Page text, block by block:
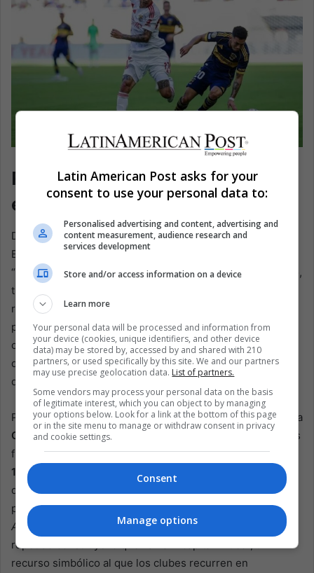
EFE/EPA/CRISTOBAL HERRERA-ULASHKEVICH
Planificando 2026 con un ojo
en Boca
Dentro de River Plate, la paradoja tiene un tono práctico.
El equipo dirigido porMarcelo “Muñeco” Gallardo
“liberado” de la competencia, como dicen puertas adentro,
tras este opaco
reconstruir, buscar fichajes de “jerarquía”, rediseñar un
proyecto que alguna vez definió la era moderna del club
con títulos y un estilo reconocible. Pero, por más que la
dirigencia planifique con detalle, una parte del futuro
queda fuera de su control.
Para un club cuya identidad está profundamente ligada a la
Copa Libertadores, lo que está en juego va más allá de las
finanzas y el prestigio.Riverganó el torneo en1986
1996
, cada título alimentando una narrativa
de destino continental que compite directamente con la
propia historia deBoca. Académicos en elJournal of Latin
American Studies
señalan que ese éxito continental
repetido construye lo que llaman “capital mítico”, un
recurso simbólico al que los clubes recurren en
Latin American Post asks for your
consent to use your personal data to:
Personalised advertising and content, advertising and
content measurement, audience research and
services development
Store and/or access information on a device
Learn more
Your personal data will be processed and information from
your device (cookies, unique identifiers, and other device
data) may be stored by, accessed by and shared with 210
partners, or used specifically by this site. We and our partners
may use precise geolocation data. List of partners.
Some vendors may process your personal data on the basis
of legitimate interest, which you can object to by managing
your options below. Look for a link at the bottom of this page
or in the site menu to manage or withdraw consent in privacy
and cookie settings.
Consent
Manage options